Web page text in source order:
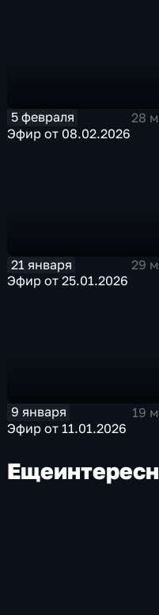
5 февраля
28
Эфир от 08.02.2026
21 января
29
Эфир от 25.01.2026
9 января
19
Эфир от 11.01.2026
Еще